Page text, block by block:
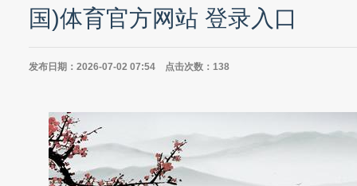
国)体育官方网站 登录入口
发布日期：2026-07-02 07:54 点击次数：138